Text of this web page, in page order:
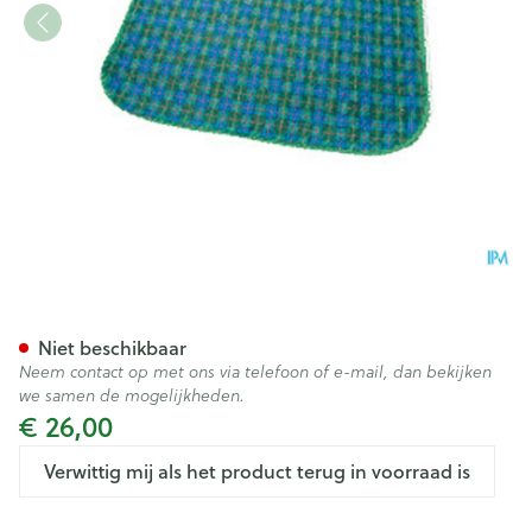
€ 26,00
Verwittig mij als het product terug in voorraad is
Niet beschikbaar
Neem contact op met ons via telefoon of e-mail, dan bekijken
we samen de mogelijkheden.